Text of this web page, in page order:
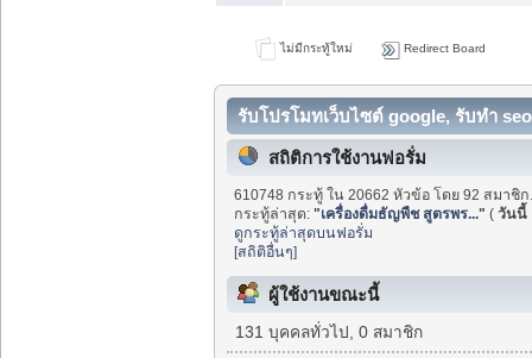
ไม่มีกระทู้ใหม่ Redirect Board
รับโปรโมทเว็บไซต์ google, รับทำ
สถิติการใช้งานฟอรั่ม
610748 กระทู้ ใน 20662 หัวข้อ โดย 92 สมาชิ
กระทู้ล่าสุด:"เครื่องดื่มธัญพืช สูตรพร..." (วันนี้
ดูกระทู้ล่าสุดบนฟอรั่ม
[สถิติอื่นๆ]
ผู้ใช้งานขณะนี้
131 บุคคลทั่วไป, 0 สมาชิก